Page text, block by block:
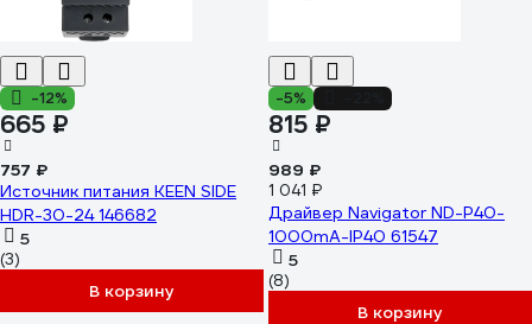
-12%
665 ₽
757 ₽
Источник питания KEEN SIDE
HDR-30-24 146682
5
(3)
В корзину
-5%
815 ₽
989 ₽
1 041 ₽
Драйвер Navigator ND-P40-
1000mA-IP40 61547
5
(8)
В корзину